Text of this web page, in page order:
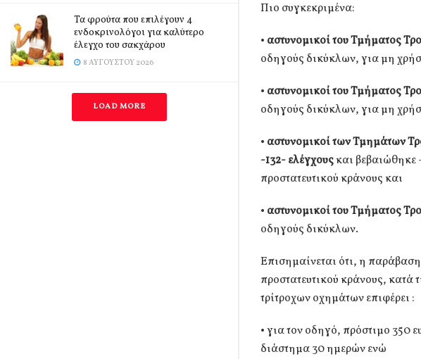
Τα φρούτα που επιλέγουν 4
ενδοκρινολόγοι για καλύτερο
έλεγχο του σακχάρου
8 ΑΥΓΟΎΣΤΟΥ 2026
LOAD MORE
Πιο συγκεκριμένα:
• αστυνομικοί του Τμήματος
οδηγούς δικύκλων, για μη
• αστυνομικοί του Τμήματος
οδηγούς δικύκλων, για μη
• αστυνομικοί των Τμημάτων
-132- ελέγχουςκαι
προστατευτικού κράνους και
• αστυνομικοί του Τμήματος
οδηγούς δικύκλων.
Επισημαίνεται ότι, η
προστατευτικού κράνους,
τρίτροχων οχημάτων επιφέρει :
• για τον οδηγό, πρόστιμο 350
διάστημα 30 ημερών ενώ